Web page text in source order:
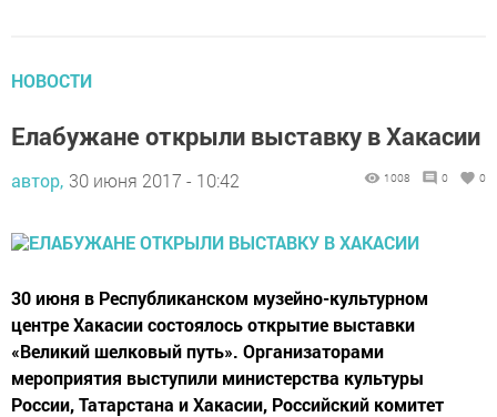
НОВОСТИ
Елабужане открыли выставку в Хакасии
автор, 30 июня 2017 - 10:42 1008 0 0
30 июня в Республиканском музейно-культурном
центре Хакасии состоялось открытие выставки
«Великий шелковый путь». Организаторами
мероприятия выступили министерства культуры
России, Татарстана и Хакасии, Российский комитет